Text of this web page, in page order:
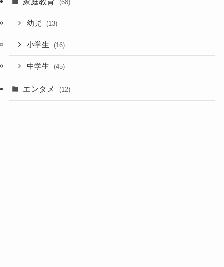
(68)
幼児 (13)
小学生 (16)
中学生 (45)
エンタメ (12)